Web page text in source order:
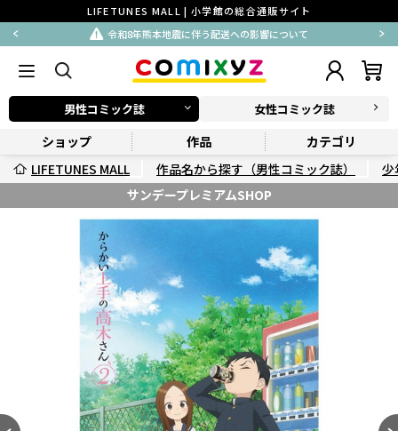
LIFETUNES MALL | 小学館の総合通販サイト
令和8年熊本地震に伴う配送への影響について
男性コミック誌 女性コミック誌
ショップ 作品
カテゴリ
LIFETUNES MALL
作品名から探す（男性コミック誌）
少
サンデープレミアムSHOP